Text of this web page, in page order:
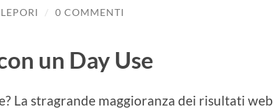
/ 0 COMMENTI
un Day Use
La stragrande maggioranza dei risultati web